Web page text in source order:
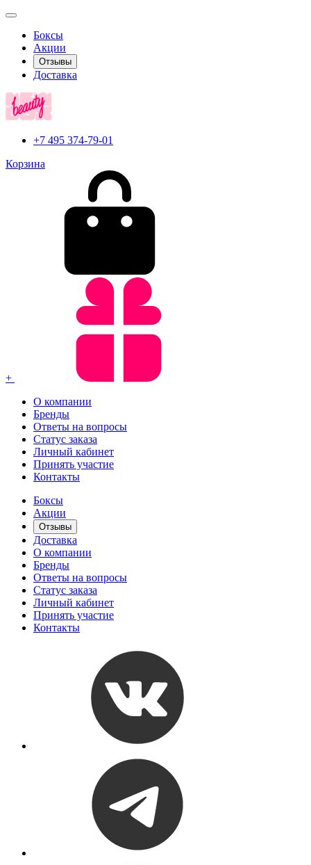
Боксы
Акции
Отзывы
Доставка
+7 495 374-79-01
Корзина
+
О компании
Бренды
Ответы на вопросы
Статус заказа
Личный кабинет
Принять участие
Контакты
Боксы
Акции
Отзывы
Доставка
О компании
Бренды
Ответы на вопросы
Статус заказа
Личный кабинет
Принять участие
Контакты